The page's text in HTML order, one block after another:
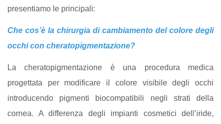
presentiamo le principali:
Che cos’è la chirurgia di cambiamento del colore degli
occhi con cheratopigmentazione?
La cheratopigmentazione è una procedura medica
progettata per modificare il colore visibile degli occhi
introducendo pigmenti biocompatibili negli strati della
cornea. A differenza degli impianti cosmetici dell’iride,